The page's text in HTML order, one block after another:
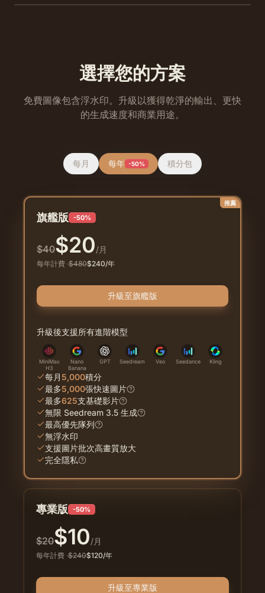
選擇您的方案
免費圖像包含浮水印。升級以獲得乾淨的輸出、更快
的生成速度和商業用途。
每月 每年 -50% 積分包
專業版 -50%
$20$10/月
每年計費 ·$240$120/年
升級至專業版
推薦
旗艦版 -50%
$40$20/月
每年計費 ·$480$240/年
升級至旗艦版
升級後支援所有進階模型
MiniMax
H3
Nano
Banana
GPT Seedream Veo Seedance Kling
每月5,000積分
最多5,000張快速圖片
最多625支基礎影片
無限 Seedream 3.5 生成
最高優先隊列
無浮水印
支援圖片批次高畫質放大
完全隱私